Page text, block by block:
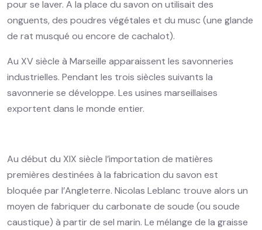
pour se laver. A la place du savon on utilisait des
onguents, des poudres végétales et du musc (une glande
de rat musqué ou encore de cachalot).
Au XV siècle à Marseille apparaissent les savonneries
industrielles. Pendant les trois siècles suivants la
savonnerie se développe. Les usines marseillaises
exportent dans le monde entier.
Au début du XIX siècle l’importation de matières
premières destinées à la fabrication du savon est
bloquée par l’Angleterre. Nicolas Leblanc trouve alors un
moyen de fabriquer du carbonate de soude (ou soude
caustique) à partir de sel marin. Le mélange de la graisse